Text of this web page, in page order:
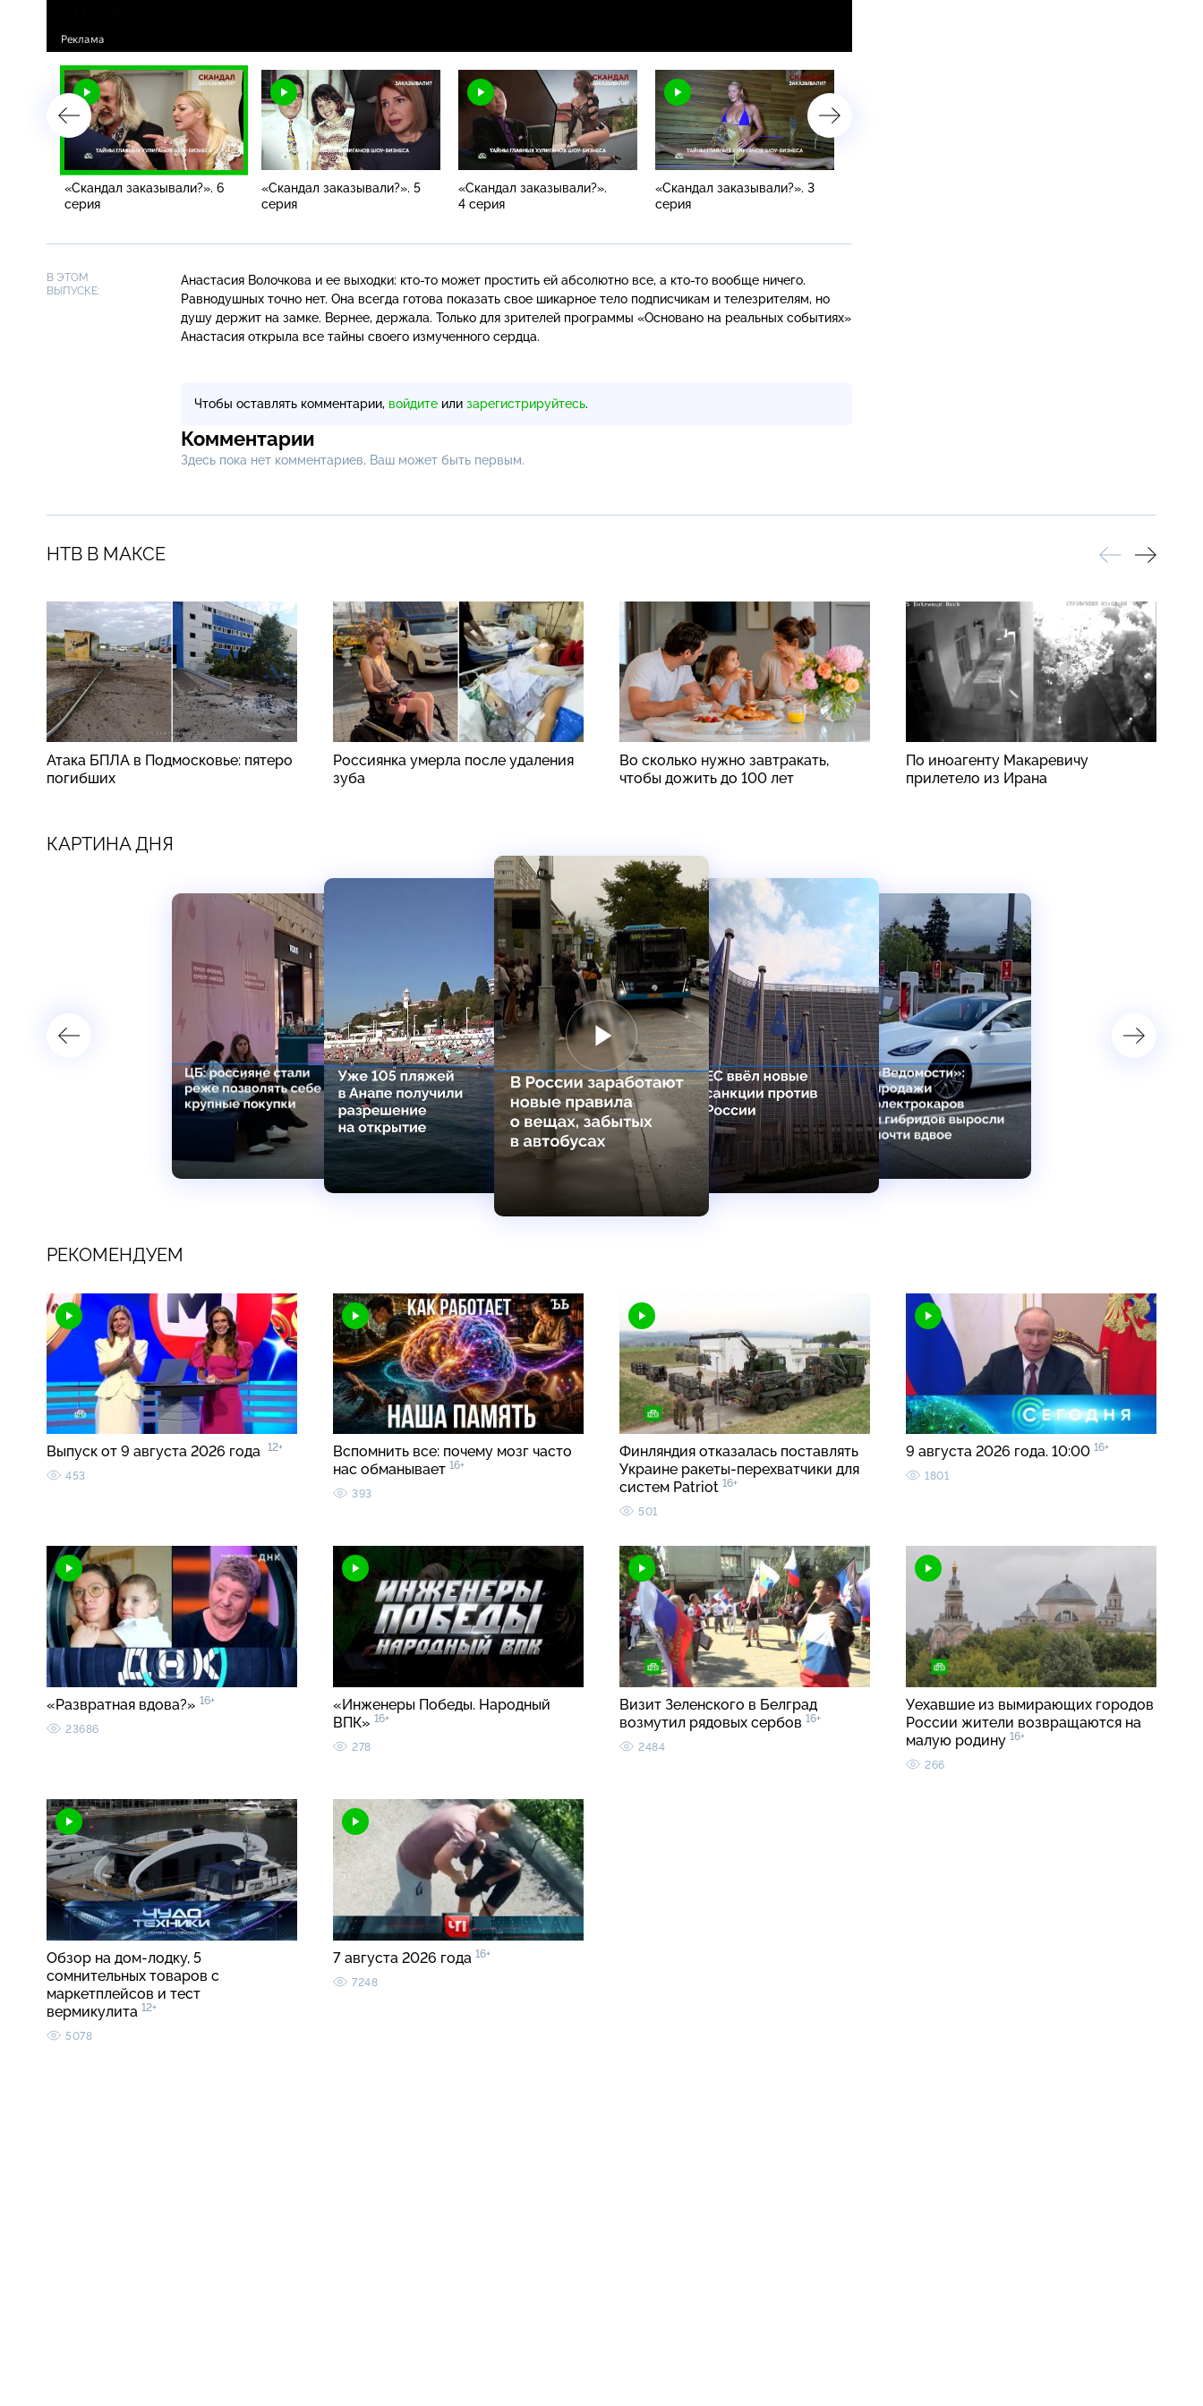
«Скандал заказывали?». 6
серия
«Скандал заказывали?». 5
серия
«Скандал заказывали?».
4 серия
«Скандал заказывали?». 3
серия
В ЭТОМ
ВЫПУСКЕ:
Анастасия Волочкова и ее выходки: кто-то может простить ей абсолютно все, а кто-то вообще ничего.
Равнодушных точно нет. Она всегда готова показать свое шикарное тело подписчикам и телезрителям, но
душу держит на замке. Вернее, держала. Только для зрителей программы «Основано на реальных событиях»
Анастасия открыла все тайны своего измученного сердца.
Чтобы оставлять комментарии, войдите или зарегистрируйтесь.
Комментарии
Здесь пока нет комментариев, Ваш может быть первым.
НТВ В МАКСЕ
Атака БПЛА в Подмосковье: пятеро
погибших
Россиянка умерла после удаления
зуба
Во сколько нужно завтракать,
чтобы дожить до 100 лет
По иноагенту Макаревичу
прилетело из Ирана
КАРТИНА ДНЯ
РЕКОМЕНДУЕМ
Выпуск от 9 августа 2026 года 12+
453
Вспомнить все: почему мозг часто
нас обманывает 16+
393
Финляндия отказалась поставлять
Украине ракеты-перехватчики для
систем Patriot 16+
501
9 августа 2026 года. 10:00 16+
1801
«Развратная вдова?» 16+
23686
«Инженеры Победы. Народный
ВПК» 16+
278
Визит Зеленского в Белград
возмутил рядовых сербов 16+
2484
Уехавшие из вымирающих городов
России жители возвращаются на
малую родину 16+
266
Обзор на дом-лодку, 5
сомнительных товаров с
маркетплейсов и тест
вермикулита 12+
5078
7 августа 2026 года 16+
7248